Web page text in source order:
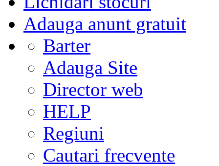
Adauga anunt gratuit
Barter
Adauga Site
Director web
HELP
Regiuni
Cautari frecvente